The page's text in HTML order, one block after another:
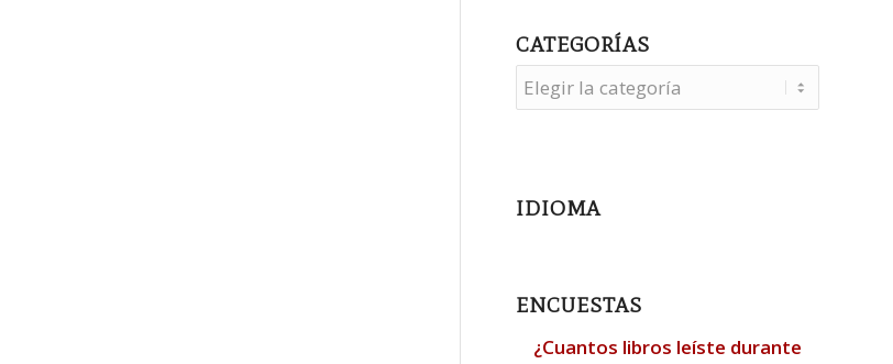
CATEGORÍAS
Categorías
IDIOMA
ENCUESTAS
¿Cuantos libros leíste durante